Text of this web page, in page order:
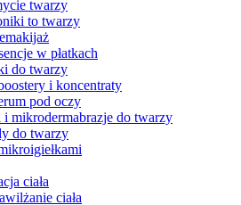
twarzy
to twarzy
w płatkach
do twarzy
i koncentraty
pod oczy
i mikrodermabrazje do twarzy
do twarzy
ciała
ciała